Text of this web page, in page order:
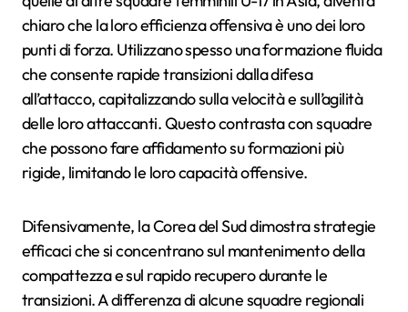
chiaro che la loro efficienza offensiva è uno dei loro
punti di forza. Utilizzano spesso una formazione fluida
che consente rapide transizioni dalla difesa
all’attacco, capitalizzando sulla velocità e sull’agilità
delle loro attaccanti. Questo contrasta con squadre
che possono fare affidamento su formazioni più
rigide, limitando le loro capacità offensive.
Difensivamente, la Corea del Sud dimostra strategie
efficaci che si concentrano sul mantenimento della
compattezza e sul rapido recupero durante le
transizioni. A differenza di alcune squadre regionali